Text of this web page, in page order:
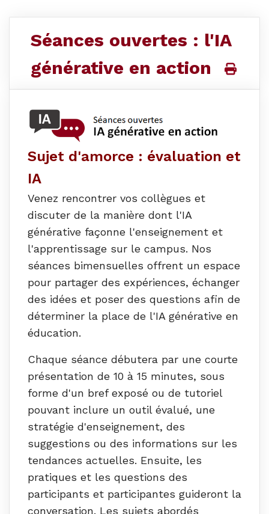
Séances ouvertes : l'IA
générative en action
Sujet d'amorce : évaluation et
IA
Venez rencontrer vos collègues et
discuter de la manière dont l'IA
générative façonne l'enseignement et
l'apprentissage sur le campus. Nos
séances bimensuelles offrent un espace
pour partager des expériences, échanger
des idées et poser des questions afin de
déterminer la place de l'IA générative en
éducation.
Chaque séance débutera par une courte
présentation de 10 à 15 minutes, sous
forme d'un bref exposé ou de tutoriel
pouvant inclure un outil évalué, une
stratégie d'enseignement, des
suggestions ou des informations sur les
tendances actuelles. Ensuite, les
pratiques et les questions des
participants et participantes guideront la
conversation. Les sujets abordés